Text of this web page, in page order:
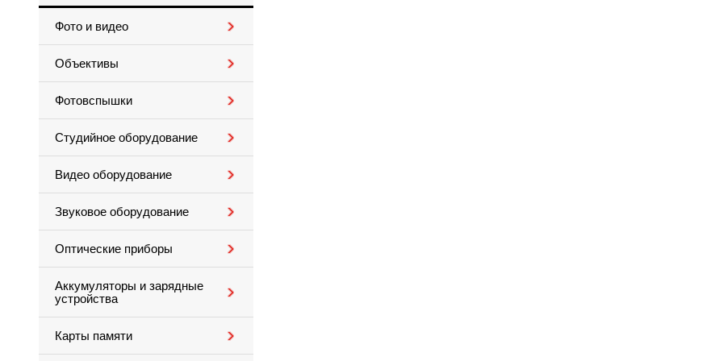
Фото и видео
Объективы
Фотовспышки
Студийное оборудование
Видео оборудование
Звуковое оборудование
Оптические приборы
Аккумуляторы и зарядные
устройства
Карты памяти